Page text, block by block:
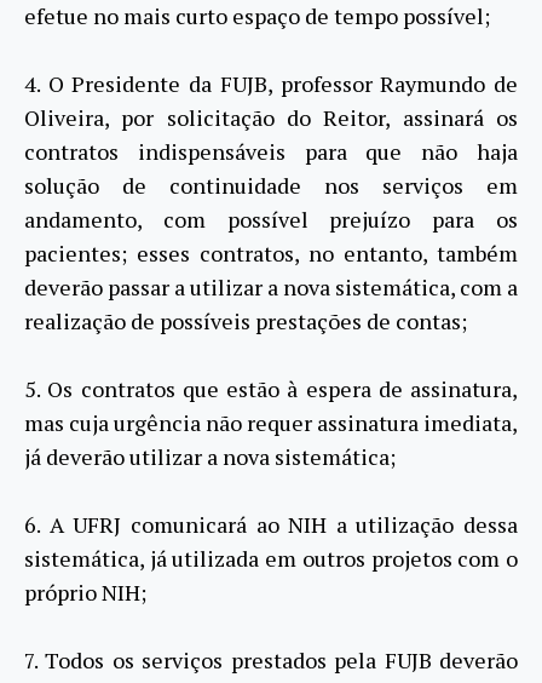
efetue no mais curto espaço de tempo possível;
4. O Presidente da FUJB, professor Raymundo de
Oliveira, por solicitação do Reitor, assinará os
contratos indispensáveis para que não haja
solução de continuidade nos serviços em
andamento, com possível prejuízo para os
pacientes; esses contratos, no entanto, também
deverão passar a utilizar a nova sistemática, com a
realização de possíveis prestações de contas;
5. Os contratos que estão à espera de assinatura,
mas cuja urgência não requer assinatura imediata,
já deverão utilizar a nova sistemática;
6. A UFRJ comunicará ao NIH a utilização dessa
sistemática, já utilizada em outros projetos com o
próprio NIH;
7. Todos os serviços prestados pela FUJB deverão